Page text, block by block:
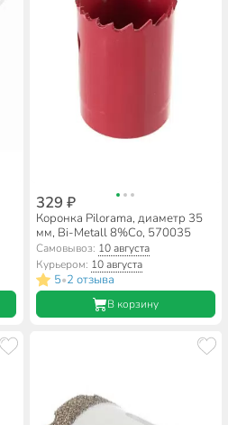
329 ₽
Коронка Pilorama, диаметр 35
мм, Bi-Metall 8%Co, 570035
Самовывоз: 10 августа
Курьером: 10 августа
5•2 отзыва
В корзину